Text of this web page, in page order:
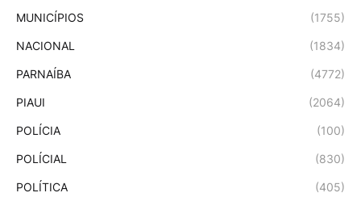
MUNICÍPIOS (1755)
NACIONAL (1834)
PARNAÍBA (4772)
PIAUI (2064)
POLÍCIA (100)
POLÍCIAL (830)
POLÍTICA (405)